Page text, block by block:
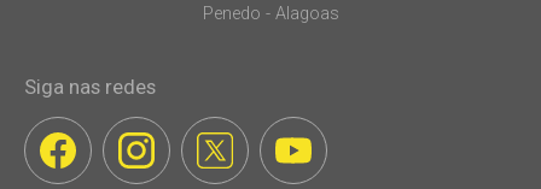
Penedo - Alagoas
Siga nas redes